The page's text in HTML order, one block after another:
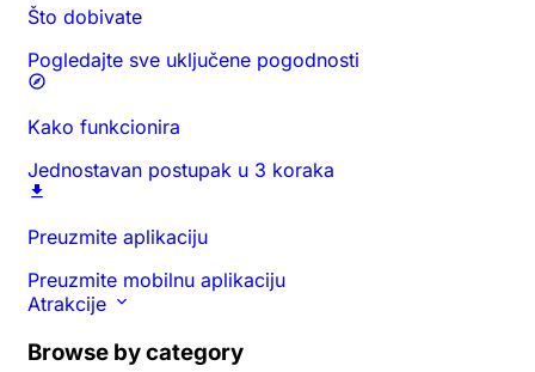
Što dobivate
Pogledajte sve uključene pogodnosti
Kako funkcionira
Jednostavan postupak u 3 koraka
Preuzmite aplikaciju
Preuzmite mobilnu aplikaciju
Atrakcije
Browse by category